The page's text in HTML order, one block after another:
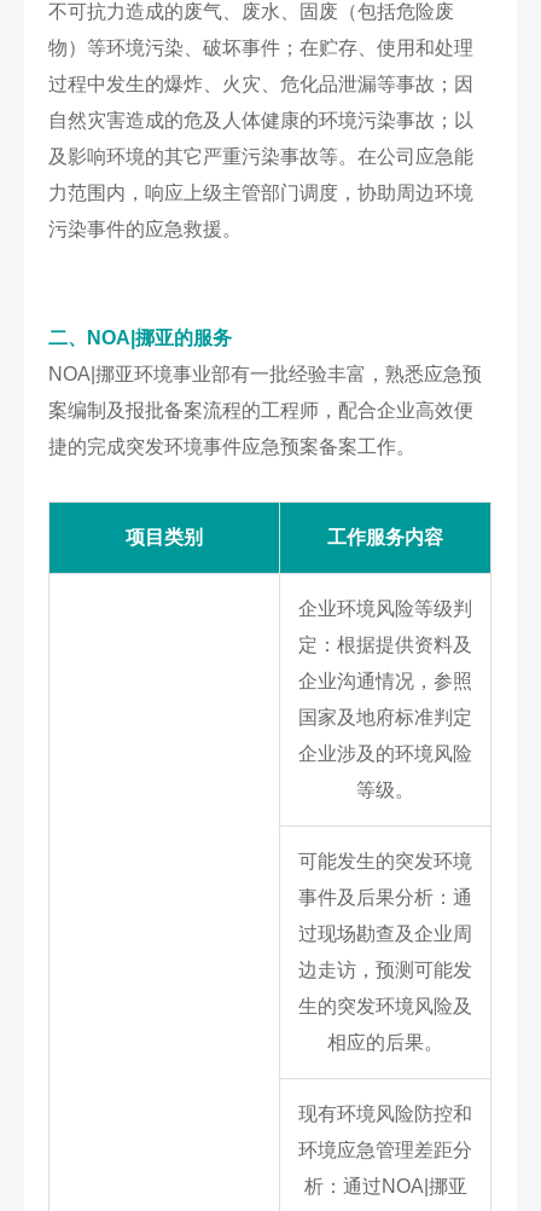
不可抗力造成的废气、废水、固废（包括危险废
物）等环境污染、破坏事件；在贮存、使用和处理
过程中发生的爆炸、火灾、危化品泄漏等事故；因
自然灾害造成的危及人体健康的环境污染事故；以
及影响环境的其它严重污染事故等。在公司应急能
力范围内，响应上级主管部门调度，协助周边环境
污染事件的应急救援。
二、NOA|挪亚的服务
NOA|挪亚环境事业部有一批经验丰富，熟悉应急预
案编制及报批备案流程的工程师，配合企业高效便
捷的完成突发环境事件应急预案备案工作。
项目类别 工作服务内容
企业环境风险等级判
定：根据提供资料及
企业沟通情况，参照
国家及地府标准判定
企业涉及的环境风险
等级。
可能发生的突发环境
事件及后果分析：通
过现场勘查及企业周
边走访，预测可能发
生的突发环境风险及
相应的后果。
现有环境风险防控和
环境应急管理差距分
析：通过NOA|挪亚